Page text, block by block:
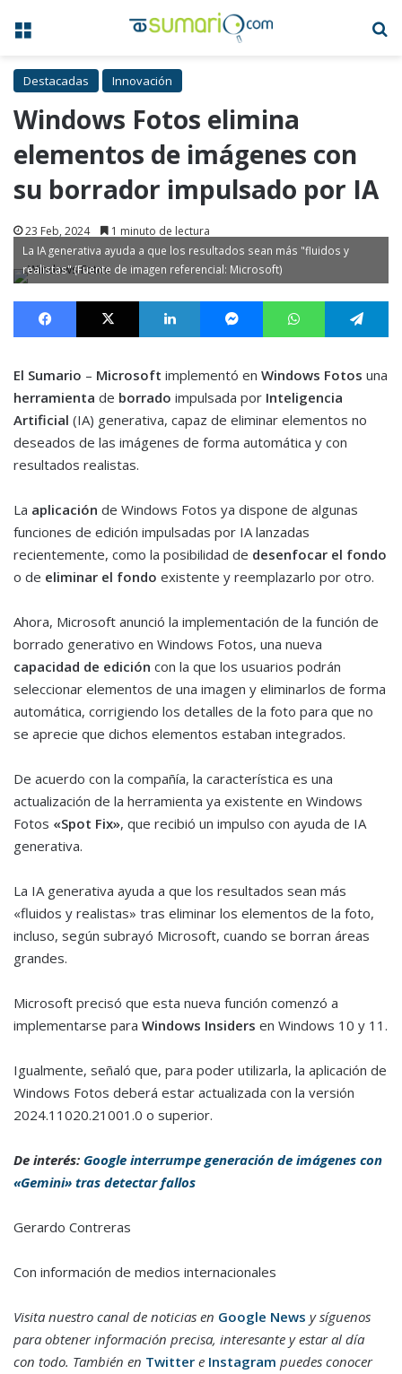
Menú
Destacadas Innovación
Windows Fotos elimina
elementos de imágenes con
su borrador impulsado por IA
23 Feb, 2024 1 minuto de lectura
La IA generativa ayuda a que los resultados sean más "fluidos y
realistas" (Fuente de imagen referencial: Microsoft)
Facebook X LinkedIn MessengerWhatsApp
El Sumario – Microsoft implementó en Windows Fotos una
herramienta de borrado impulsada por Inteligencia
Artificial (IA) generativa, capaz de eliminar elementos no
deseados de las imágenes de forma automática y con
resultados realistas.
La aplicación de Windows Fotos ya dispone de algunas
funciones de edición impulsadas por IA lanzadas
recientemente, como la posibilidad de desenfocar el fondo
o de eliminar el fondo existente y reemplazarlo por otro.
Ahora, Microsoft anunció la implementación de la función de
borrado generativo en Windows Fotos, una nueva
capacidad de edición con la que los usuarios podrán
seleccionar elementos de una imagen y eliminarlos de forma
automática, corrigiendo los detalles de la foto para que no
se aprecie que dichos elementos estaban integrados.
De acuerdo con la compañía, la característica es una
actualización de la herramienta ya existente en Windows
Fotos «Spot Fix», que recibió un impulso con ayuda de IA
generativa.
La IA generativa ayuda a que los resultados sean más
«fluidos y realistas» tras eliminar los elementos de la foto,
incluso, según subrayó Microsoft, cuando se borran áreas
grandes.
Microsoft precisó que esta nueva función comenzó a
implementarse para Windows Insiders en Windows 10 y 11.
Igualmente, señaló que, para poder utilizarla, la aplicación de
Windows Fotos deberá estar actualizada con la versión
2024.11020.21001.0 o superior.
De interés: Google interrumpe generación de imágenes con
«Gemini» tras detectar fallos
Gerardo Contreras
Con información de medios internacionales
Visita nuestro canal de noticias en Google News y síguenos
para obtener información precisa, interesante y estar al día
con todo. También en Twitter e Instagram puedes conocer